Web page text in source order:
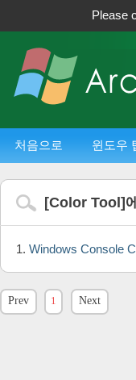
Please
처음으로 윈도우
[Color Tool ]
Windows Console
Prev 1 Next